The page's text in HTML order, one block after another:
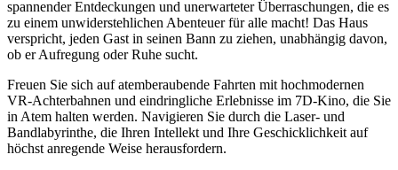
spannender Entdeckungen und unerwarteter Überraschungen, die es
zu einem unwiderstehlichen Abenteuer für alle macht! Das Haus
verspricht, jeden Gast in seinen Bann zu ziehen, unabhängig davon,
ob er Aufregung oder Ruhe sucht.
Freuen Sie sich auf atemberaubende Fahrten mit hochmodernen
VR-Achterbahnen und eindringliche Erlebnisse im 7D-Kino, die Sie
in Atem halten werden. Navigieren Sie durch die Laser- und
Bandlabyrinthe, die Ihren Intellekt und Ihre Geschicklichkeit auf
höchst anregende Weise herausfordern.